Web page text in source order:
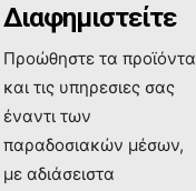
Διαφημιστείτε
Προώθηστε τα προϊόντα
και τις υπηρεσιες σας
έναντι των
παραδοσιακών μέσων,
με αδιάσειστα